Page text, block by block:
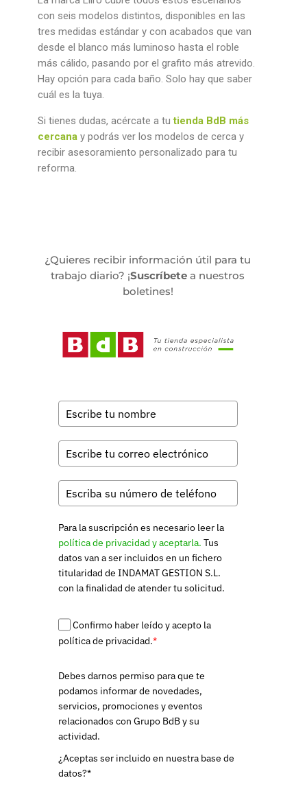
con seis modelos distintos, disponibles en las
tres medidas estándar y con acabados que van
desde el blanco más luminoso hasta el roble
más cálido, pasando por el grafito más atrevido.
Hay opción para cada baño. Solo hay que saber
cuál es la tuya.
Si tienes dudas, acércate a tu tienda BdB más
cercana y podrás ver los modelos de cerca y
recibir asesoramiento personalizado para tu
reforma.
¿Quieres recibir información útil para tu
trabajo diario? ¡Suscríbete a nuestros
boletines!
Para la suscripción es necesario leer la
política de privacidad y aceptarla. Tus
datos van a ser incluidos en un fichero
titularidad de INDAMAT GESTION S.L.
con la finalidad de atender tu solicitud.
Confirmo haber leído y acepto la
política de privacidad.*
Debes darnos permiso para que te
podamos informar de novedades,
servicios, promociones y eventos
relacionados con Grupo BdB y su
actividad.
¿Aceptas ser incluido en nuestra base de
datos?*